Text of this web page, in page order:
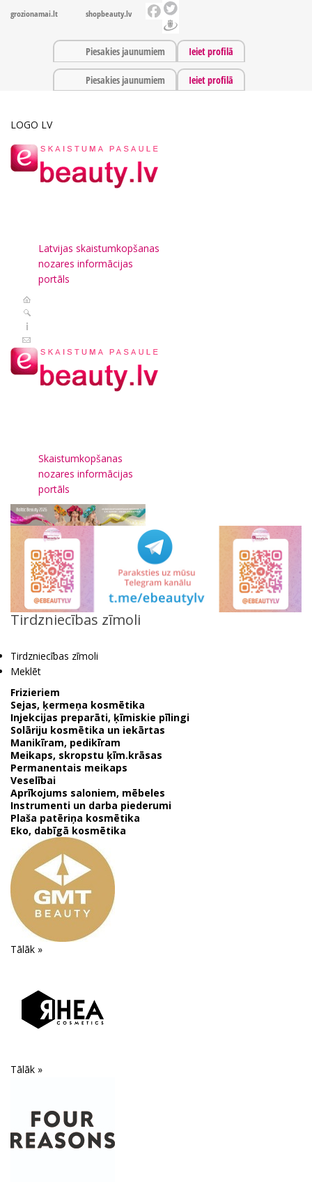
grozionamai.lt shopbeauty.lv
Piesakies jaunumiem Ieiet profilā
Piesakies jaunumiem Ieiet profilā
LOGO LV
Latvijas skaistumkopšanas
nozares informācijas
portāls
Skaistumkopšanas
nozares informācijas
portāls
Tirdzniecības zīmoli
Tirdzniecības zīmoli
Meklēt
Frizieriem
Sejas, ķermeņa kosmētika
Injekcijas preparāti, ķīmiskie pīlingi
Solāriju kosmētika un iekārtas
Manikīram, pedikīram
Meikaps, skropstu ķīm.krāsas
Permanentais meikaps
Veselībai
Aprīkojums saloniem, mēbeles
Instrumenti un darba piederumi
Plaša patēriņa kosmētika
Eko, dabīgā kosmētika
Tālāk »
Tālāk »